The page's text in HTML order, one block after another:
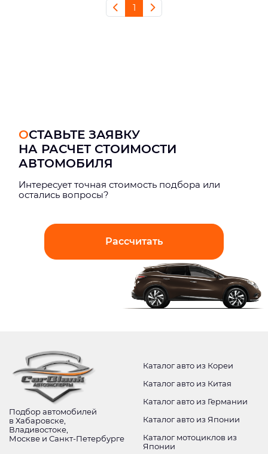
1
ОСТАВЬТЕ ЗАЯВКУ
НА РАСЧЕТ СТОИМОСТИ
АВТОМОБИЛЯ
Интерeсует точная стоимость подбора или
остались вопросы?
Рассчитать
Подбор автомобилей
в Хабаровске,
Владивостоке,
Москве и Санкт-Петербурге
Каталог авто из Кореи
Каталог авто из Китая
Каталог авто из Германии
Каталог авто из Японии
Каталог мотоциклов из
Японии